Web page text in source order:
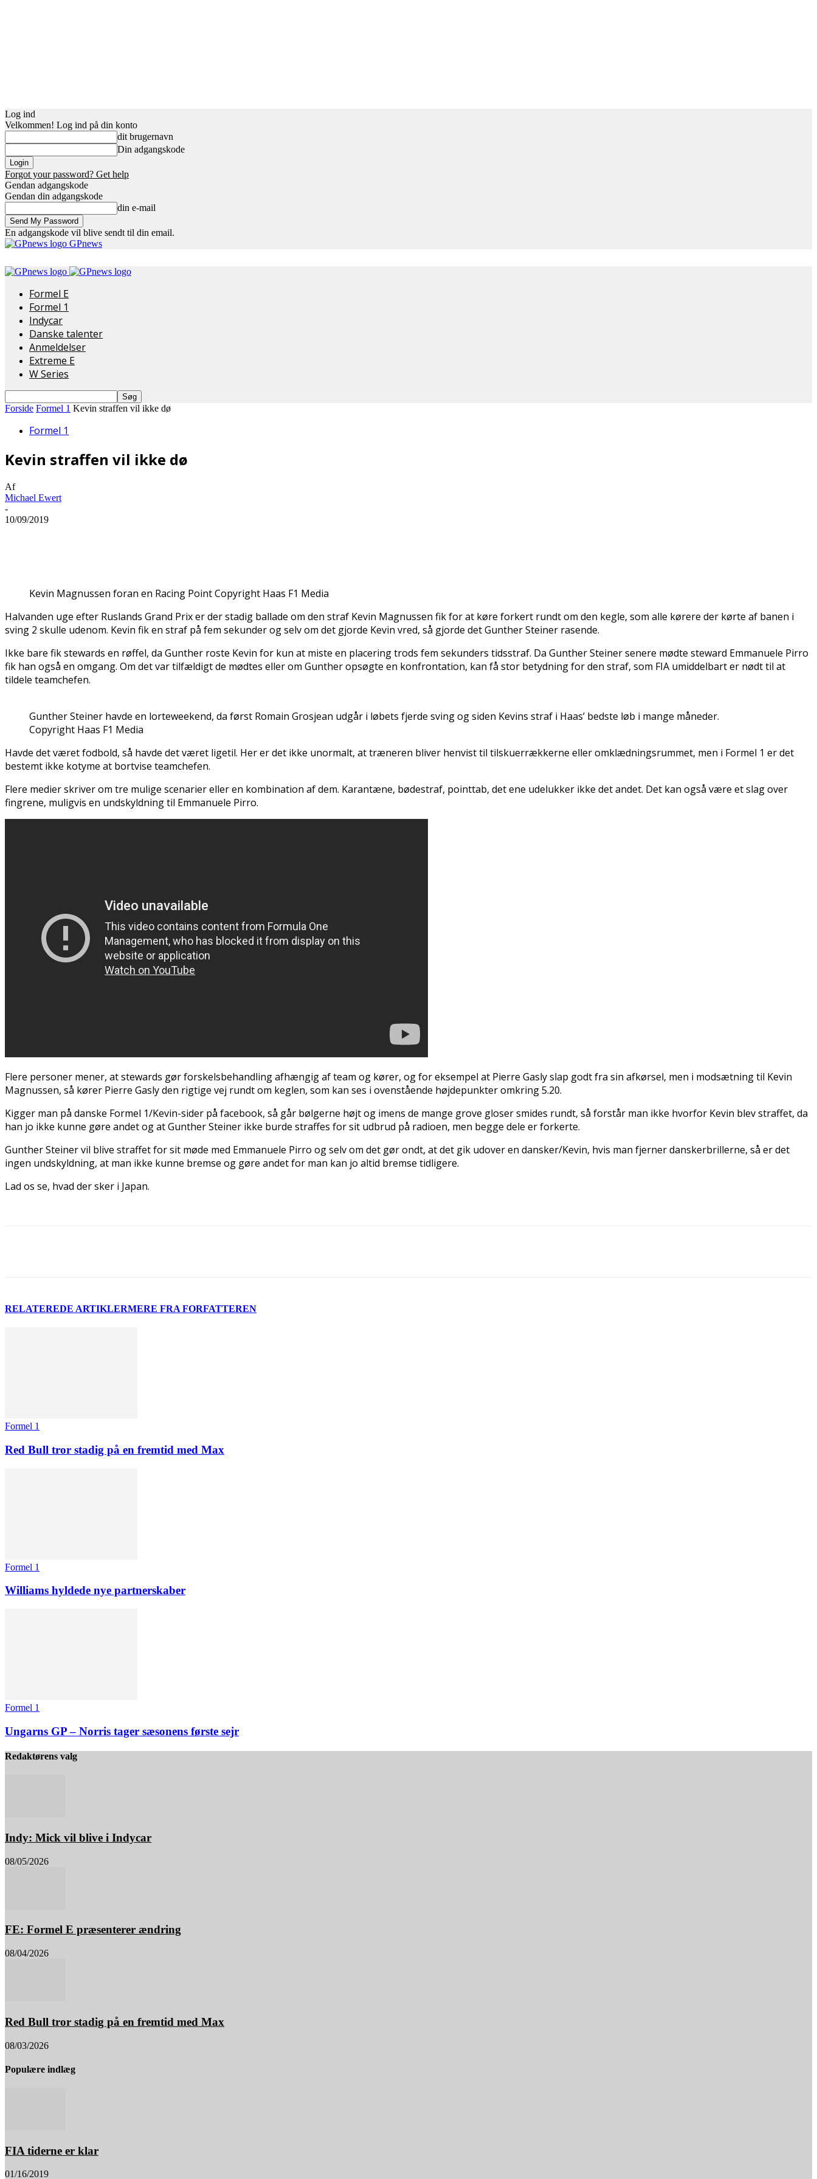
Log ind
Velkommen! Log ind på din konto
dit brugernavn
Din adgangskode
Forgot your password? Get help
Gendan adgangskode
Gendan din adgangskode
din e-mail
En adgangskode vil blive sendt til din email.
GPnews
Formel E
Formel 1
Indycar
Danske talenter
Anmeldelser
Extreme E
W Series
Forside Formel 1 Kevin straffen vil ikke dø
Formel 1
Kevin straffen vil ikke dø
Af
Michael Ewert
-
10/09/2019
Kevin Magnussen foran en Racing Point Copyright Haas F1 Media
Halvanden uge efter Ruslands Grand Prix er der stadig ballade om den straf Kevin Magnussen fik for at køre forkert rundt om den kegle, som alle kørere der kørte af banen i
sving 2 skulle udenom. Kevin fik en straf på fem sekunder og selv om det gjorde Kevin vred, så gjorde det Gunther Steiner rasende.
Ikke bare fik stewards en røffel, da Gunther roste Kevin for kun at miste en placering trods fem sekunders tidsstraf. Da Gunther Steiner senere mødte steward Emmanuele Pirro
fik han også en omgang. Om det var tilfældigt de mødtes eller om Gunther opsøgte en konfrontation, kan få stor betydning for den straf, som FIA umiddelbart er nødt til at
tildele teamchefen.
Gunther Steiner havde en lorteweekend, da først Romain Grosjean udgår i løbets fjerde sving og siden Kevins straf i Haas’ bedste løb i mange måneder.
Copyright Haas F1 Media
Havde det været fodbold, så havde det været ligetil. Her er det ikke unormalt, at træneren bliver henvist til tilskuerrækkerne eller omklædningsrummet, men i Formel 1 er det
bestemt ikke kotyme at bortvise teamchefen.
Flere medier skriver om tre mulige scenarier eller en kombination af dem. Karantæne, bødestraf, pointtab, det ene udelukker ikke det andet. Det kan også være et slag over
fingrene, muligvis en undskyldning til Emmanuele Pirro.
Flere personer mener, at stewards gør forskelsbehandling afhængig af team og kører, og for eksempel at Pierre Gasly slap godt fra sin afkørsel, men i modsætning til Kevin
Magnussen, så kører Pierre Gasly den rigtige vej rundt om keglen, som kan ses i ovenstående højdepunkter omkring 5.20.
Kigger man på danske Formel 1/Kevin-sider på facebook, så går bølgerne højt og imens de mange grove gloser smides rundt, så forstår man ikke hvorfor Kevin blev straffet, da
han jo ikke kunne gøre andet og at Gunther Steiner ikke burde straffes for sit udbrud på radioen, men begge dele er forkerte.
Gunther Steiner vil blive straffet for sit møde med Emmanuele Pirro og selv om det gør ondt, at det gik udover en dansker/Kevin, hvis man fjerner danskerbrillerne, så er det
ingen undskyldning, at man ikke kunne bremse og gøre andet for man kan jo altid bremse tidligere.
Lad os se, hvad der sker i Japan.
RELATEREDE ARTIKLERMERE FRA FORFATTEREN
Formel 1
Red Bull tror stadig på en fremtid med Max
Formel 1
Williams hyldede nye partnerskaber
Formel 1
Ungarns GP – Norris tager sæsonens første sejr
Redaktørens valg
Indy: Mick vil blive i Indycar
08/05/2026
FE: Formel E præsenterer ændring
08/04/2026
Red Bull tror stadig på en fremtid med Max
08/03/2026
Populære indlæg
FIA tiderne er klar
01/16/2019